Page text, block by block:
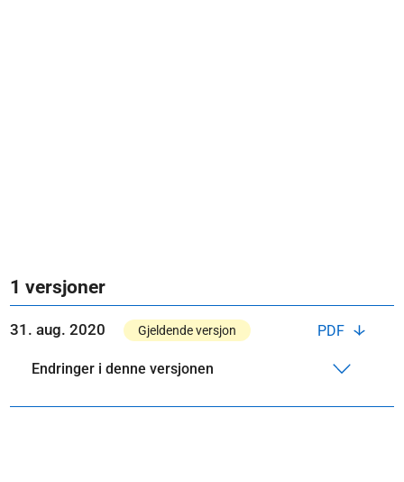
1 versjoner
PDF
31. aug. 2020 Gjeldende versjon
Endringer i denne versjonen